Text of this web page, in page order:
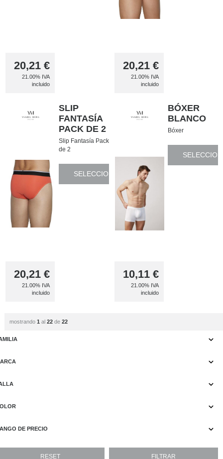
20,21 €
21.00% IVA
incluido
20,21 €
21.00% IVA
incluido
20,21 €
21.00% IVA
incluido
SLIP
FANTASÍA
PACK DE 2
Slip Fantasía Pack
de 2
SELECCIONAR
10,11 €
21.00% IVA
incluido
BÓXER
BLANCO
Bóxer
mostrando 1 al 22de 22
DE PRECIO